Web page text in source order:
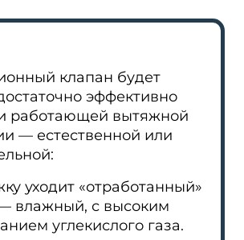
клапан будет
эффективно
работающей вытяжной
— естественной или
уходит «отработанный»
влажный, с высоким
углекислого газа.